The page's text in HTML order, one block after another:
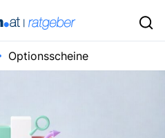
Optionsscheine